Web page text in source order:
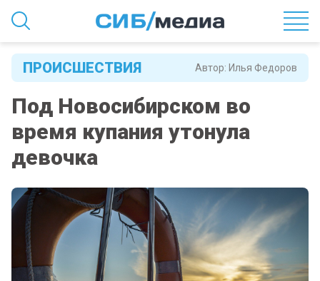
Автор: Илья Федоров
ПРОИСШЕСТВИЯ
Под Новосибирском во
время купания утонула
девочка